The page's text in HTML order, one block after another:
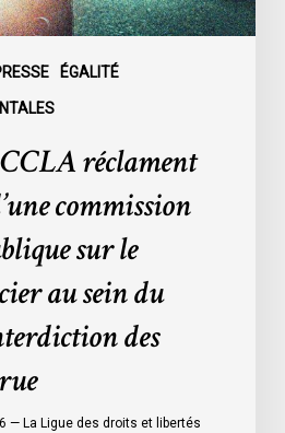
ÉGALITÉ
réclament
commission
sur le
au sein du
des
— La Ligue des droits et libertés